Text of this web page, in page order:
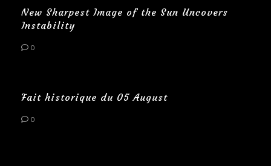
New Sharpest Image of the Sun Uncovers
Instability
0
Fait historique du 05 August
0